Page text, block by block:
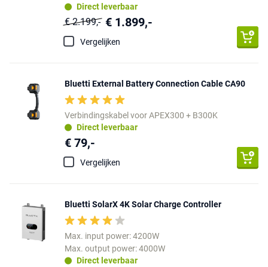
Direct leverbaar
€ 2.199,- € 1.899,-
Vergelijken
Bluetti External Battery Connection Cable CA90
Verbindingskabel voor APEX300 + B300K
Direct leverbaar
€ 79,-
Vergelijken
Bluetti SolarX 4K Solar Charge Controller
Max. input power: 4200W
Max. output power: 4000W
Direct leverbaar